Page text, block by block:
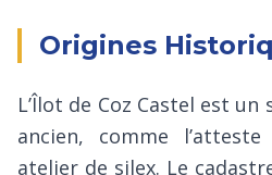
Origines
L’Îlot de Coz Castel est
ancien, comme
atelier de silex. Le